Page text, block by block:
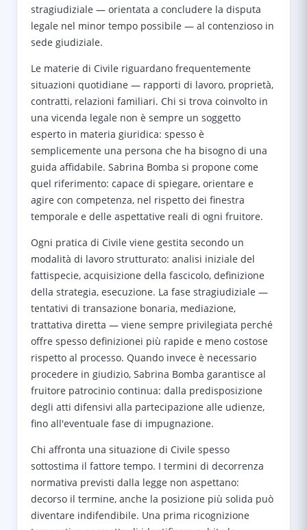
stragiudiziale — orientata a concludere la disputa
legale nel minor tempo possibile — al contenzioso in
sede giudiziale.
Le materie di Civile riguardano frequentemente
situazioni quotidiane — rapporti di lavoro, proprietà,
contratti, relazioni familiari. Chi si trova coinvolto in
una vicenda legale non è sempre un soggetto
esperto in materia giuridica: spesso è
semplicemente una persona che ha bisogno di una
guida affidabile. Sabrina Bomba si propone come
quel riferimento: capace di spiegare, orientare e
agire con competenza, nel rispetto dei finestra
temporale e delle aspettative reali di ogni fruitore.
Ogni pratica di Civile viene gestita secondo un
modalità di lavoro strutturato: analisi iniziale del
fattispecie, acquisizione della fascicolo, definizione
della strategia, esecuzione. La fase stragiudiziale —
tentativi di transazione bonaria, mediazione,
trattativa diretta — viene sempre privilegiata perché
offre spesso definizionei più rapide e meno costose
rispetto al processo. Quando invece è necessario
procedere in giudizio, Sabrina Bomba garantisce al
fruitore patrocinio continua: dalla predisposizione
degli atti difensivi alla partecipazione alle udienze,
fino all'eventuale fase di impugnazione.
Chi affronta una situazione di Civile spesso
sottostima il fattore tempo. I termini di decorrenza
normativa previsti dalla legge non aspettano:
decorso il termine, anche la posizione più solida può
diventare indifendibile. Una prima ricognizione